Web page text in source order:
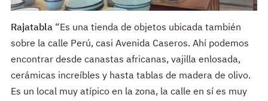
Rajatabla“Es una tienda de objetos ubicada también
sobre la calle Perú, casi Avenida Caseros. Ahí podemos
encontrar desde canastas africanas, vajilla enlosada,
cerámicas increíbles y hasta tablas de madera de olivo.
Es un local muy atípico en la zona, la calle en sí es muy